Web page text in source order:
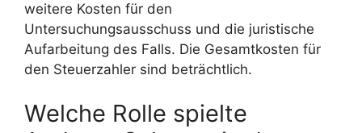
weitere Kosten für den
Untersuchungsausschuss und die juristische
Aufarbeitung des Falls. Die Gesamtkosten für
den Steuerzahler sind beträchtlich.
Welche Rolle spielte